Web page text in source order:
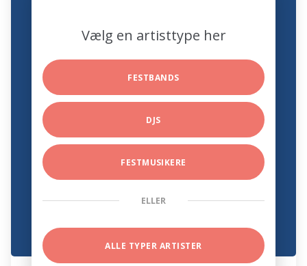
Vælg en artisttype her
FESTBANDS
DJS
FESTMUSIKERE
ELLER
ALLE TYPER ARTISTER